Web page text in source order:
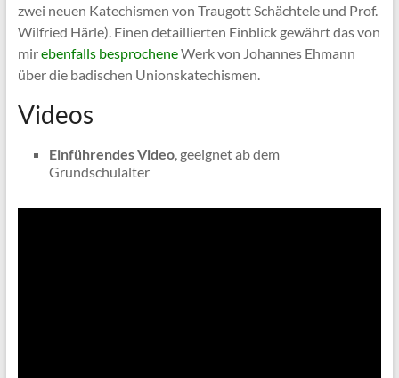
zwei neuen Katechismen von Traugott Schächtele und Prof.
Wilfried Härle). Einen detaillierten Einblick gewährt das von
mirebenfalls besprocheneWerk von Johannes Ehmann
über die badischen Unionskatechismen.
Videos
Einführendes Video, geeignet ab dem
Grundschulalter